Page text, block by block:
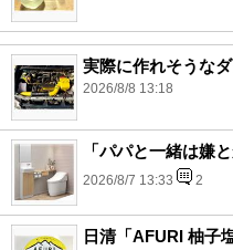
実際に作れそうな
2026/8/8 13:18
「パパと一緒は嫌
2026/8/7 13:33 2
日清「AFURI 柚子